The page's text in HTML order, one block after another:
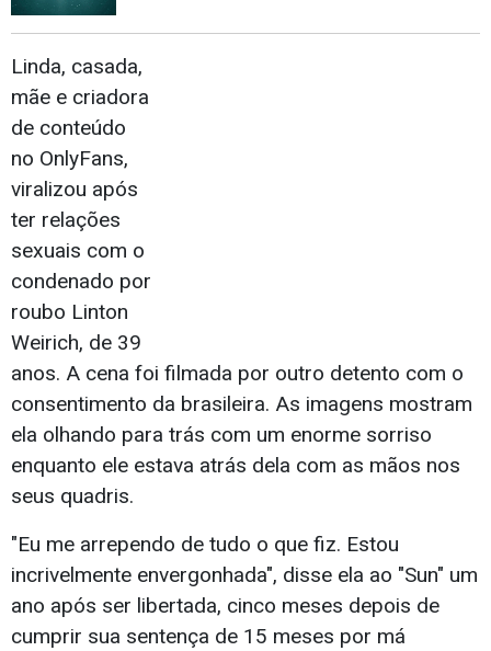
Linda, casada,
mãe e criadora
de conteúdo
no OnlyFans,
viralizou após
ter relações
sexuais com o
condenado por
roubo Linton
Weirich, de 39
anos. A cena foi filmada por outro detento com o
consentimento da brasileira. As imagens mostram
ela olhando para trás com um enorme sorriso
enquanto ele estava atrás dela com as mãos nos
seus quadris.
"Eu me arrependo de tudo o que fiz. Estou
incrivelmente envergonhada", disse ela ao "Sun" um
ano após ser libertada, cinco meses depois de
cumprir sua sentença de 15 meses por má